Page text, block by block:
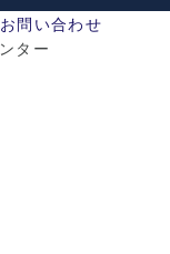
お問い合わせ
ター